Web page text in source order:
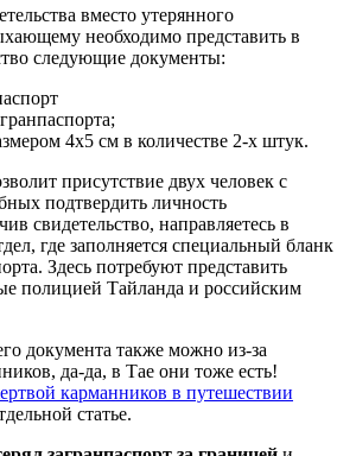
вместо утерянного
необходимо представить в
следующие документы:
4х5 см в количестве 2-х штук.
присутствие двух человек с
подтвердить личность
свидетельство, направляетесь в
где заполняется специальный бланк
Здесь потребуют представить
полицией Тайланда и российским
документа также можно из-за
да-да, в Тае они тоже есть!
карманников в путешествии
статье.